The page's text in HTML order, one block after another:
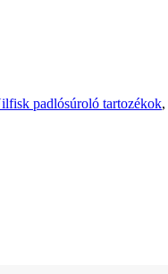
padlósúroló tartozékok,